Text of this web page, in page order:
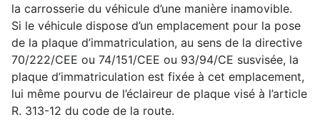
la carrosserie du véhicule d’une manière inamovible.
Si le véhicule dispose d’un emplacement pour la pose
de la plaque d’immatriculation, au sens de la directive
70/222/CEE ou 74/151/CEE ou 93/94/CE susvisée, la
plaque d’immatriculation est fixée à cet emplacement,
lui même pourvu de l’éclaireur de plaque visé à l’article
R. 313-12 du code de la route.